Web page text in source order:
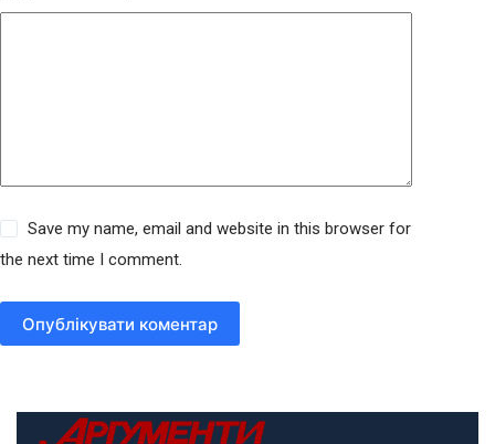
Save my name, email and website in this browser for
the next time I comment.
Опублікувати коментар